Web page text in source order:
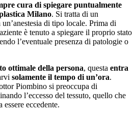
cura di spiegare puntualmente
Milano. Si tratta di un
di tipo locale. Prima di
è tenuto a spiegare il proprio stato
l’eventuale presenza di patologie o
ottimale della persona, questa entra
solamente il tempo di un’ora.
Piombino si preoccupa di
l’eccesso del tessuto, quello che
eccedente.